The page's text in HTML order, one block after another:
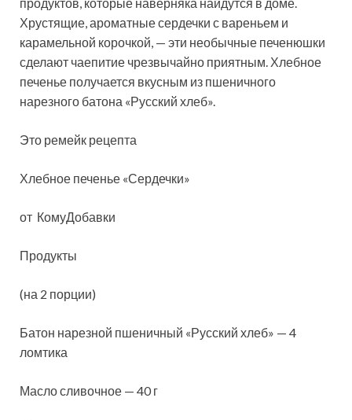
Хрустящие, ароматные сердечки с вареньем и
карамельной корочкой, — эти необычные печенюшки
сделают чаепитие чрезвычайно приятным. Хлебное
печенье получается вкусным из пшеничного
нарезного батона «Русский хлеб».
Это ремейк рецепта
Хлебное печенье «Сердечки»
от КомуДобавки
Продукты
(на 2 порции)
Батон нарезной пшеничный «Русский хлеб» — 4
ломтика
Масло сливочное — 40 г